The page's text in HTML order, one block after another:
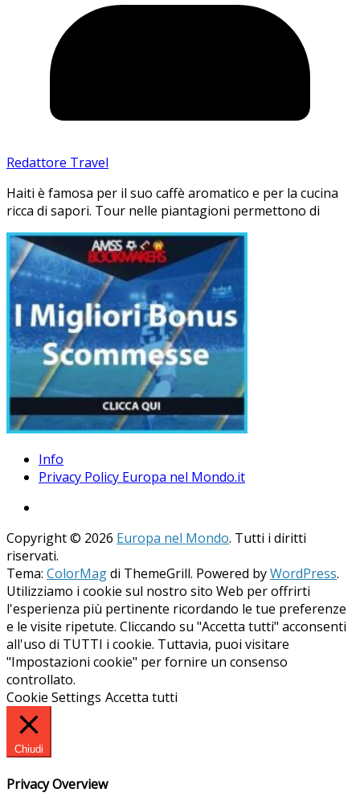
Redattore Travel
Haiti è famosa per il suo caffè aromatico e per la cucina
ricca di sapori. Tour nelle piantagioni permettono di
Info
Privacy Policy Europa nel Mondo.it
Copyright © 2026 Europa nel Mondo. Tutti i diritti
riservati.
Tema: ColorMagdi ThemeGrill. Powered byWordPress.
Utilizziamo i cookie sul nostro sito Web per offrirti
l'esperienza più pertinente ricordando le tue preferenze
e le visite ripetute. Cliccando su "Accetta tutti" acconsenti
all'uso di TUTTI i cookie. Tuttavia, puoi visitare
"Impostazioni cookie" per fornire un consenso
controllato.
Cookie Settings Accetta tutti
Chiudi
Privacy Overview